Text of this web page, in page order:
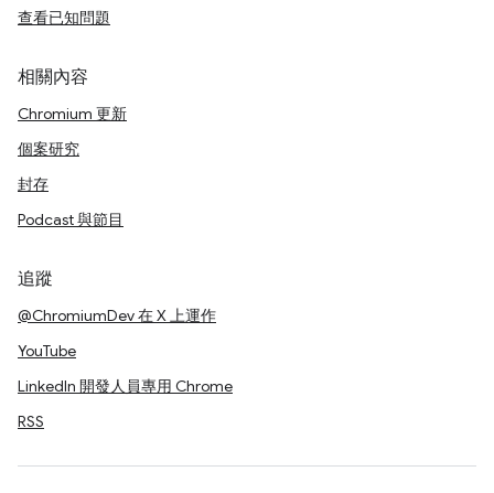
查看已知問題
相關內容
Chromium 更新
個案研究
封存
Podcast 與節目
追蹤
@ChromiumDev 在 X 上運作
YouTube
LinkedIn 開發人員專用 Chrome
RSS